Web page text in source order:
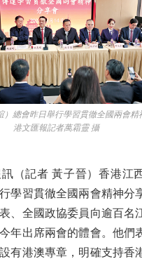
）總會昨日舉行學習貫徹全國兩會精
港文匯報記者萬霜靈 攝
記者 黃子晉）香港江
學習貫徹全國兩會精神分
、全國政協委員向逾百名
年出席兩會的體會。他們
有港澳專章，明確支持香